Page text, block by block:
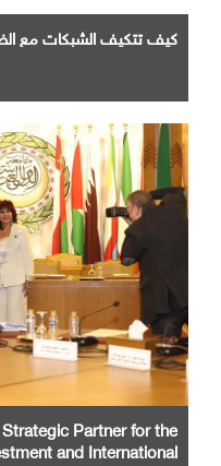
كيف تتكيف الشبكات مع
Partner for the
and International